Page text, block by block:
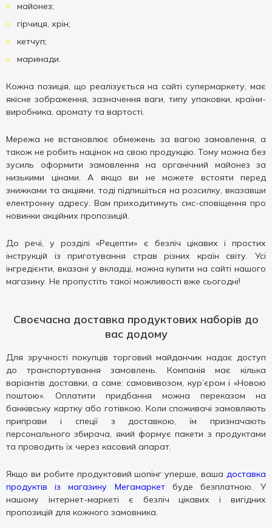
майонез;
гірчиця, хрін;
кетчуп;
маринади.
Кожна позиція, що реалізується на сайті супермаркету, має
якісне зображення, зазначення ваги, типу упаковки, країни-
виробника, аромату та вартості.
Мережа не встановлює обмежень за вагою замовлення, а
також не робить націнок на свою продукцію. Тому можна без
зусиль оформити замовлення на органічний майонез за
низькими цінами. А якщо ви не можете встояти перед
знижками та акціями, тоді підпишіться на розсилку, вказавши
електронну адресу. Вам приходитимуть смс-сповіщення про
новинки акційних пропозицій.
До речі, у розділі «Рецепти» є безліч цікавих і простих
інструкцій із приготування страв різних країн світу. Усі
інгредієнти, вказані у вкладці, можна купити на сайті нашого
магазину. Не пропустіть такої можливості вже сьогодні!
Своєчасна доставка продуктових наборів до
вас додому
Для зручності покупців торговий майданчик надає доступ
до транспортування замовлень. Компанія має кілька
варіантів доставки, а саме: самовивозом, кур’єром і «Новою
поштою». Оплатити придбання можна переказом на
банківську картку або готівкою. Коли споживачі замовляють
приправи і спеції з доставкою, їм призначають
персонального збирача, який формує пакети з продуктами
та проводить їх через касовий апарат.
Якщо ви робите продуктовий шопінг уперше, ваша доставка
продуктів із магазину Мегамаркетбуде безплатною. У
нашому інтернет-маркеті є безліч цікавих і вигідних
пропозицій для кожного замовника.